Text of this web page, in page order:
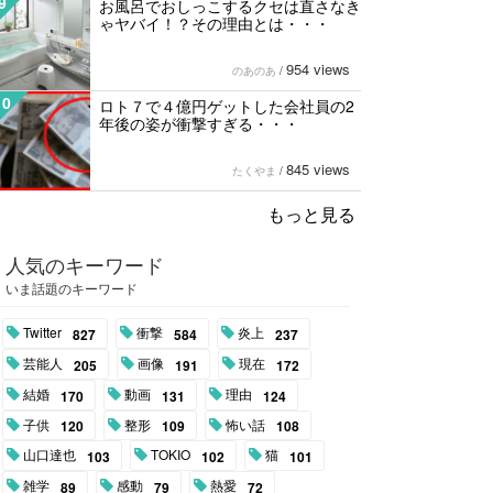
お風呂でおしっこするクセは直さなき
ゃヤバイ！？その理由とは・・・
のあのあ / 954 views
ロト７で４億円ゲットした会社員の2
年後の姿が衝撃すぎる・・・
たくやま / 845 views
もっと見る
人気のキーワード
いま話題のキーワード
Twitter 827 衝撃 584 炎上 237
芸能人 205 画像 191 現在 172
結婚 170 動画 131 理由 124
子供 120 整形 109 怖い話 108
山口達也 103 TOKIO 102 猫 101
雑学 89 感動 79 熱愛 72